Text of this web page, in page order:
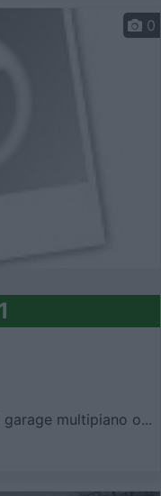
0
1
multipiano o...